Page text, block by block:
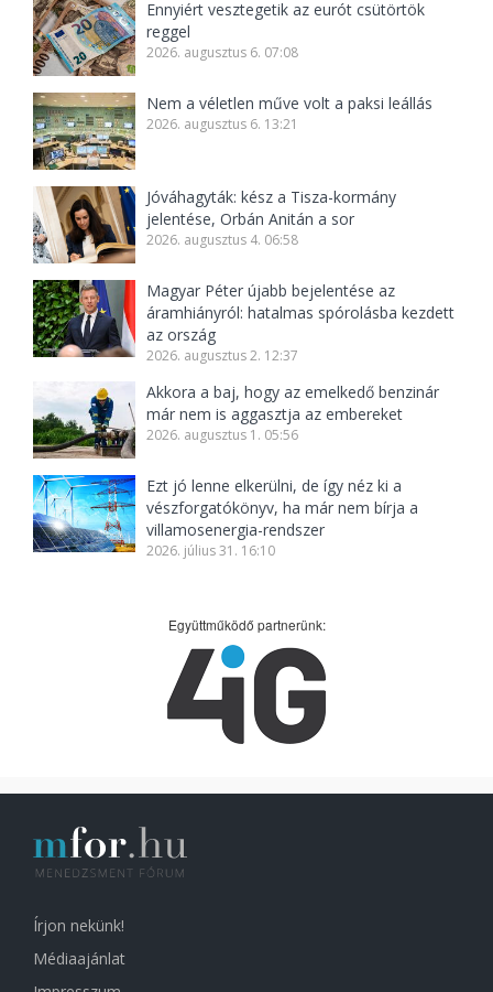
Ennyiért vesztegetik az eurót csütörtök
reggel
2026. augusztus 6. 07:08
Nem a véletlen műve volt a paksi leállás
2026. augusztus 6. 13:21
Jóváhagyták: kész a Tisza-kormány
jelentése, Orbán Anitán a sor
2026. augusztus 4. 06:58
Magyar Péter újabb bejelentése az
áramhiányról: hatalmas spórolásba kezdett
az ország
2026. augusztus 2. 12:37
Akkora a baj, hogy az emelkedő benzinár
már nem is aggasztja az embereket
2026. augusztus 1. 05:56
Ezt jó lenne elkerülni, de így néz ki a
vészforgatókönyv, ha már nem bírja a
villamosenergia-rendszer
2026. július 31. 16:10
Együttműködő partnerünk:
Írjon nekünk!
Médiaajánlat